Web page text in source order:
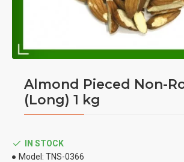
Almond Pieced Non-
(Long) 1 kg
IN STOCK
Model: TNS-0366